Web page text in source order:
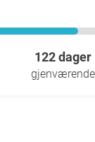
122 dager
gjenværende